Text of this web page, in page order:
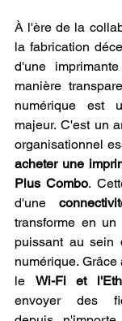
À l'ère de la
la fabrication
d'une
manière
numérique est
majeur. C'est un
organisationnel
acheter une
Plus Combo.
d'une
transforme en
puissant au sein
numérique.
le Wi-Fi et
envoyer des